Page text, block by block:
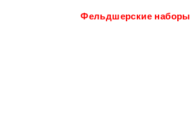
Фельдшерские наборы